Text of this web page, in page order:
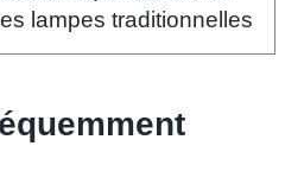
lampes traditionnelles